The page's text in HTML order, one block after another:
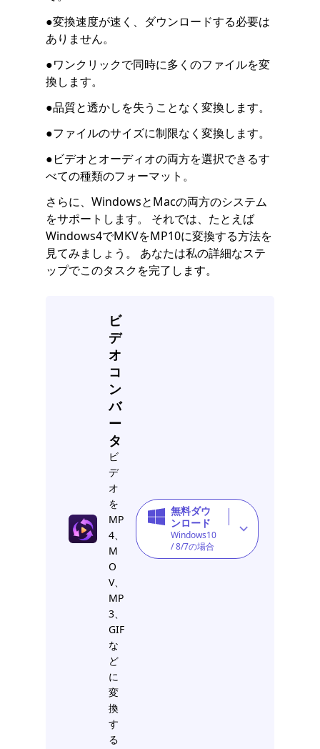
●変換速度が速く、ダウンロードする必要は
ありません。
●ワンクリックで同時に多くのファイルを変
換します。
●品質と透かしを失うことなく変換します。
●ファイルのサイズに制限なく変換します。
●ビデオとオーディオの両方を選択できるす
べての種類のフォーマット。
さらに、WindowsとMacの両方のシステム
をサポートします。 それでは、たとえば
Windows4でMKVをMP10に変換する方法を
見てみましょう。 あなたは私の詳細なステ
ップでこのタスクを完了します。
ビ
デ
オ
コ
ン
バ
ー
タ
ビ
デ
オ
を
MP
4、
M
O
V、
MP
3、
GIF
な
ど
に
変
換
す
る
無料ダウ
ンロード
Windows10
/ 8/7の場合